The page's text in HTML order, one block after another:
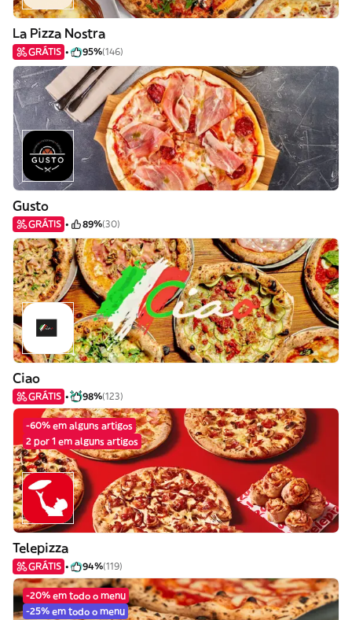
La Pizza Nostra
GRÁTIS 95%(146)
Gusto
GRÁTIS 89%(30)
Ciao
GRÁTIS 98%(123)
-60% em alguns artigos
2 por 1 em alguns artigos
Telepizza
GRÁTIS 94%(119)
-20% em todo o menu
-25% em todo o menu